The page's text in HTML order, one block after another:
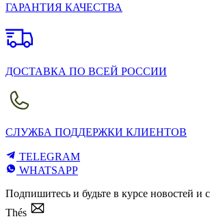
ГАРАНТИЯ КАЧЕСТВА
ДОСТАВКА ПО ВСЕЙ РОССИИ
СЛУЖБА ПОДДЕРЖКИ КЛИЕНТОВ
TELEGRAM
WHATSAPP
Подпишитесь и будьте в курсе новостей и
Thés